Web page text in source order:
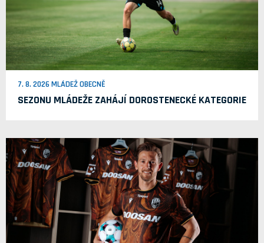
7. 8. 2026 MLÁDEŽ OBECNĚ
SEZONU MLÁDEŽE ZAHÁJÍ DOROSTENECKÉ KATEGORIE